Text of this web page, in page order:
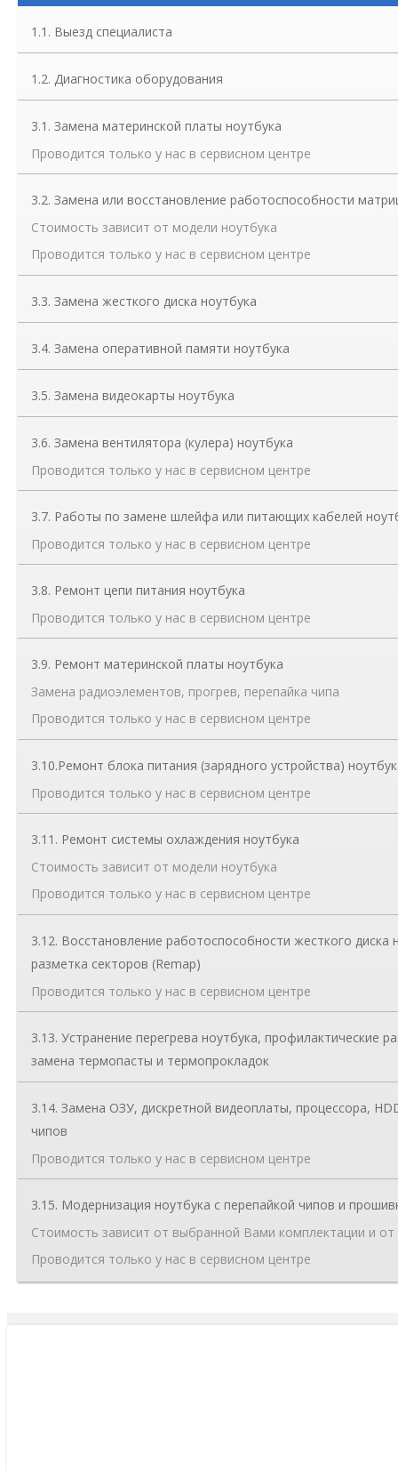
1.1. Выезд специалиста
1.2. Диагностика оборудования
3.1. Замена материнской платы ноутбука
Проводится только у нас в сервисном центре
3.2. Замена или восстановление работоспособности
Стоимость зависит от модели ноутбука
Проводится только у нас в сервисном центре
3.3. Замена жесткого диска ноутбука
3.4. Замена оперативной памяти ноутбука
3.5. Замена видеокарты ноутбука
3.6. Замена вентилятора (кулера) ноутбука
Проводится только у нас в сервисном центре
3.7. Работы по замене шлейфа или питающих кабелей
Проводится только у нас в сервисном центре
3.8. Ремонт цепи питания ноутбука
Проводится только у нас в сервисном центре
3.9. Ремонт материнской платы ноутбука
Замена радиоэлементов, прогрев, перепайка чипа
Проводится только у нас в сервисном центре
3.10.Ремонт блока питания (зарядного устройства)
Проводится только у нас в сервисном центре
3.11. Ремонт системы охлаждения ноутбука
Стоимость зависит от модели ноутбука
Проводится только у нас в сервисном центре
3.12. Восстановление работоспособности жесткого диска
разметка секторов (Remap)
Проводится только у нас в сервисном центре
3.13. Устранение перегрева ноутбука, профилактические
замена термопасты и термопрокладок
3.14. Замена ОЗУ, дискретной видеоплаты, процессора,
чипов
Проводится только у нас в сервисном центре
3.15. Модернизация ноутбука с перепайкой чипов и
Стоимость зависит от выбранной Вами комплектации и
Проводится только у нас в сервисном центре